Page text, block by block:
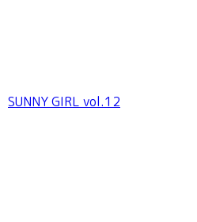
SUNNY GIRL vol.12